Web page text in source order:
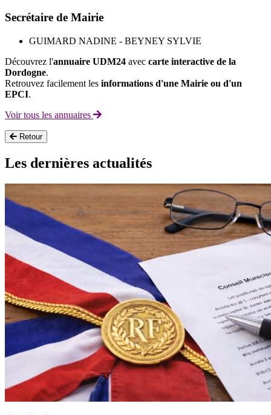
Secrétaire de Mairie
GUIMARD NADINE - BEYNEY SYLVIE
Découvrez l'annuaire UDM24 avec carte interactive de la
Dordogne.
Retrouvez facilement les informations d'une Mairie ou d'un
EPCI.
Voir tous les annuaires
Retour
Les dernières actualités